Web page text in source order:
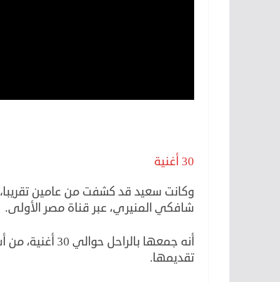
30 أغنية
وكانت سعيد قد كشفت من عامين
شافكي المنيري، عبر قناة مصر الأولى.
أنه جمعها
تقديمها.